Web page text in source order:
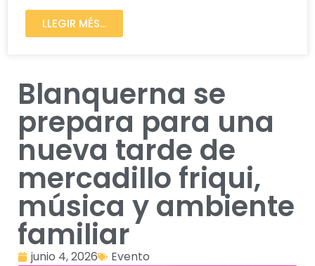
Blanquerna se
prepara para una
nueva tarde de
mercadillo friqui,
música y ambiente
familiar
junio 4, 2026 Evento
LLEGIR MÉS...